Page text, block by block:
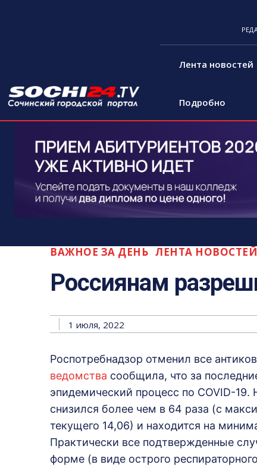
Лента новостей
Подробно
ВАЖНОЕ ЗА ДЕНЬ ЛЕНТА НОВОСТЕЙ
Россиянам
1 июля, 2022
Роспотребнадзор отменил все
ведомства сообщила, что за
эпидемический процесс по COVID-
снизился более чем в 64 раза (с
текущего 14,06) и находится на
Практически все подтвержденные
форме (в виде острого